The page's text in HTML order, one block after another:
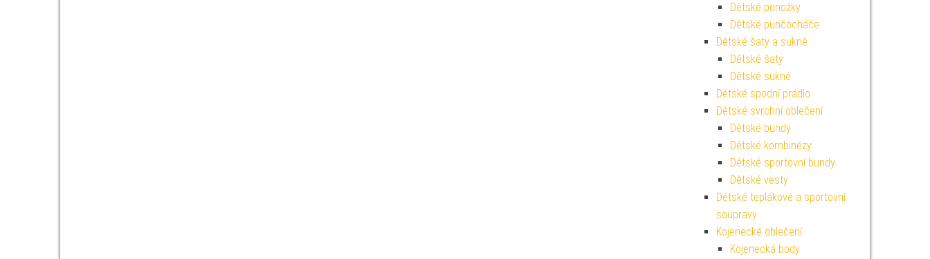
Dětské ponožky
Dětské punčocháče
Dětské šaty a sukně
Dětské šaty
Dětské sukně
Dětské spodní prádlo
Dětské svrchní oblečení
Dětské bundy
Dětské kombinézy
Dětské sportovní bundy
Dětské vesty
Dětské teplákové a sportovní
soupravy
Kojenecké oblečení
Kojenecká body